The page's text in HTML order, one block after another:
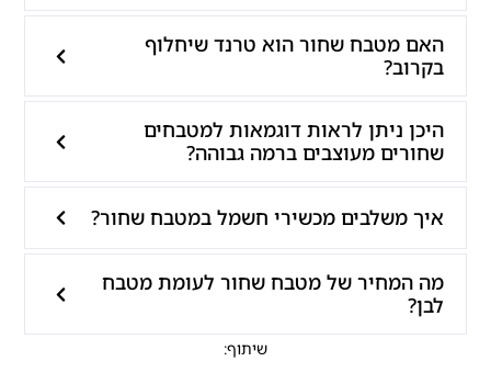
האם מטבח שחור הוא טרנד שיחלוף
בקרוב?
היכן ניתן לראות דוגמאות למטבחים
שחורים מעוצבים ברמה גבוהה?
איך משלבים מכשירי חשמל במטבח שחור?
מה המחיר של מטבח שחור לעומת מטבח
לבן?
שיתוף: